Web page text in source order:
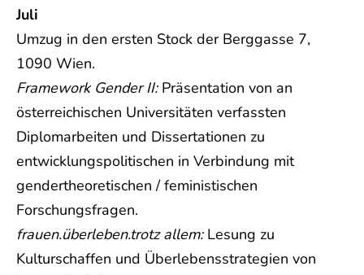
Juli
Umzug in den ersten Stock der Berggasse 7,
1090 Wien.
Framework Gender II:Präsentation von an
österreichischen Universitäten verfassten
Diplomarbeiten und Dissertationen zu
entwicklungspolitischen in Verbindung mit
gendertheoretischen / feministischen
Forschungsfragen.
frauen.überleben.trotz allem: Lesung zu
Kulturschaffen und Überlebensstrategien von